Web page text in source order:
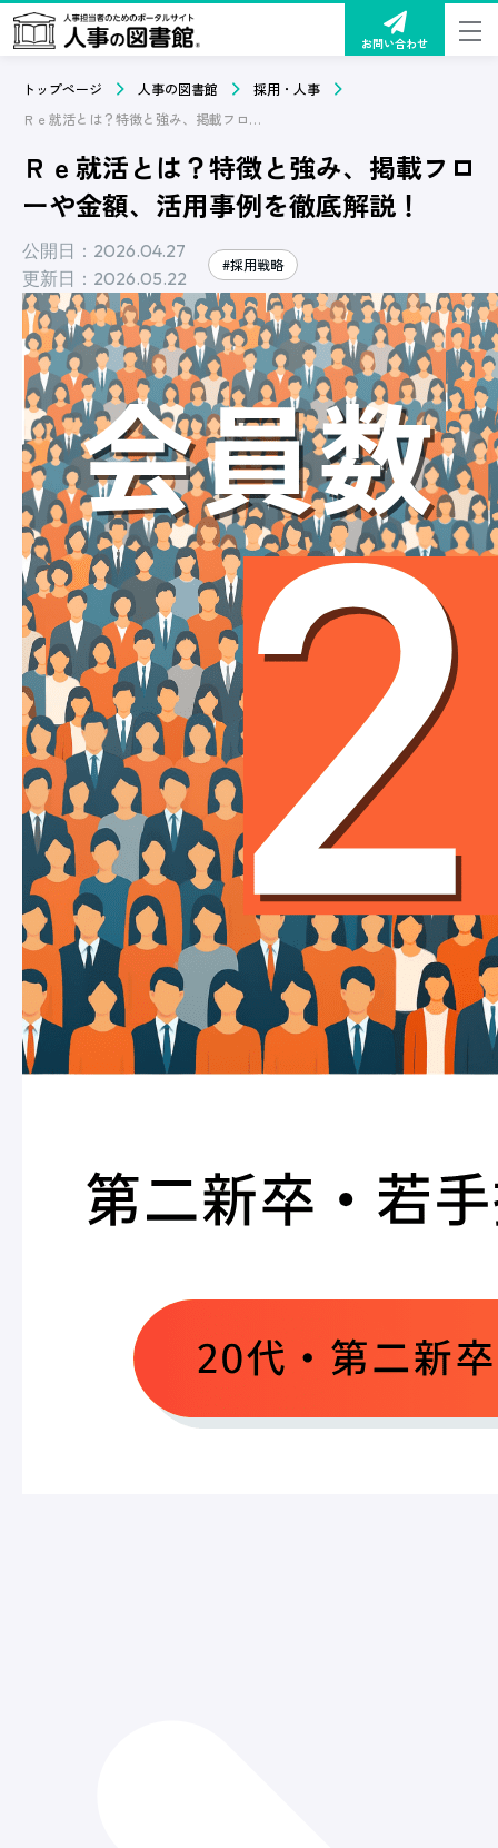
お問い合わせ
トップページ 人事の図書館
採用・人事
Ｒｅ就活とは？特徴と強み、掲載フローや金額、活用事例を徹底解説！
Ｒｅ就活とは？特徴と強み、掲載フロ
ーや金額、活用事例を徹底解説！
公開日：2026.04.27
更新日：2026.05.22
#採用戦略